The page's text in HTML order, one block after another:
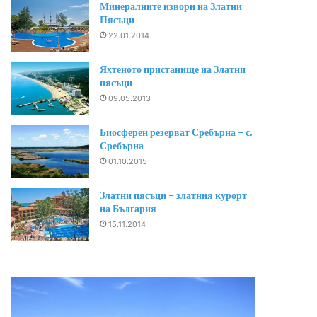
Минералните извори на Златни
Пясъци
22.01.2014
Яхтеното пристанище на Златни
пясъци
09.05.2013
Биосферен резерват Сребърна – с.
Сребърна
01.10.2015
Златни пясъци – златния курорт
на България
15.11.2014